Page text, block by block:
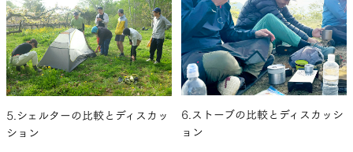
5.シェルターの比較とディスカッ
ション
6.ストーブの比較とディスカッシ
ョン